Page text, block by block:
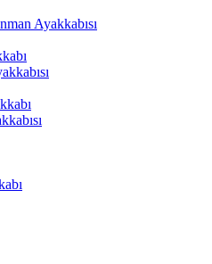
Ayakkabısı